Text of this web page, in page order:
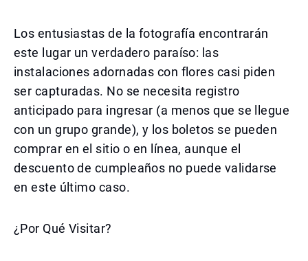
Los entusiastas de la fotografía encontrarán
este lugar un verdadero paraíso: las
instalaciones adornadas con flores casi piden
ser capturadas. No se necesita registro
anticipado para ingresar (a menos que se llegue
con un grupo grande), y los boletos se pueden
comprar en el sitio o en línea, aunque el
descuento de cumpleaños no puede validarse
en este último caso.
¿Por Qué Visitar?